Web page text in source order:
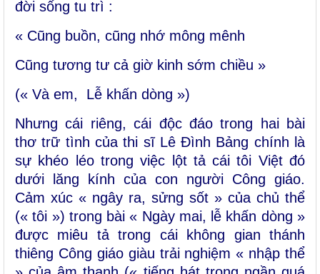
đời sống tu trì :
« Cũng buồn, cũng nhớ mông mênh
Cũng tương tư cả giờ kinh sớm chiều »
(« Và em, Lễ khấn dòng »)
Nhưng cái riêng, cái độc đáo trong hai bài
thơ trữ tình của thi sĩ Lê Đình Bảng chính là
sự khéo léo trong việc lột tả cái tôi Việt đó
dưới lăng kính của con người Công giáo.
Cảm xúc « ngây ra, sửng sốt » của chủ thể
(« tôi ») trong bài « Ngày mai, lễ khấn dòng »
được miêu tả trong cái không gian thánh
thiêng Công giáo giàu trải nghiệm « nhập thể